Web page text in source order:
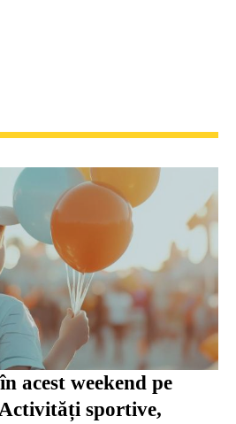
acest weekend pe
sportive,